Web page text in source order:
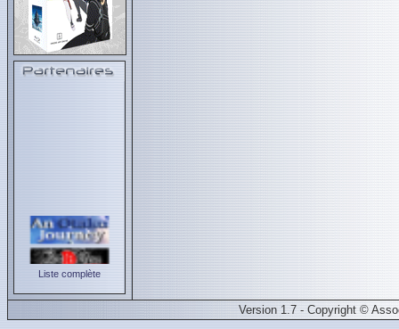
Liste complète
Version 1.7 - Copyright ©